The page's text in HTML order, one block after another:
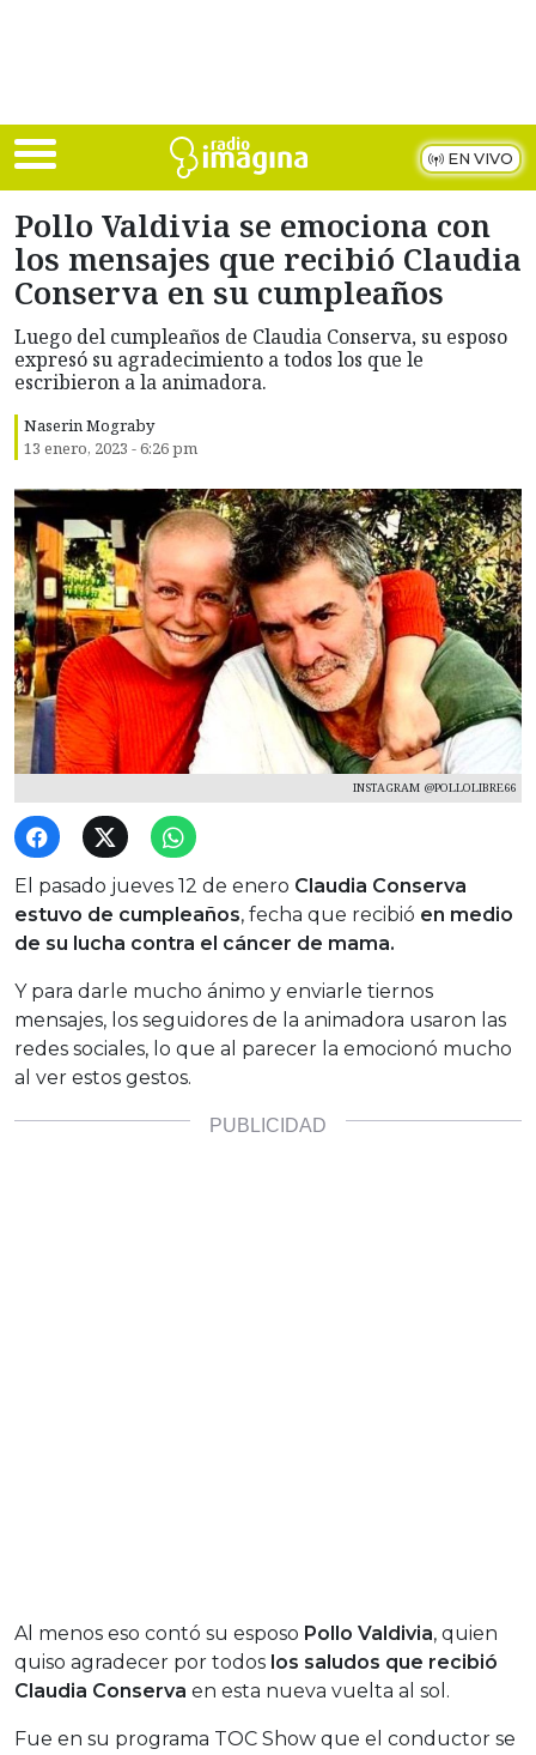
EN VIVO
Pollo Valdivia se emociona con
los mensajes que recibió Claudia
Conserva en su cumpleaños
Luego del cumpleaños de Claudia Conserva, su esposo
expresó su agradecimiento a todos los que le
escribieron a la animadora.
Naserin Mograby
13 enero, 2023 - 6:26 pm
INSTAGRAM @POLLOLIBRE66
El pasado jueves 12 de enero Claudia Conserva
estuvo de cumpleaños, fecha que recibió en medio
de su lucha contra el cáncer de mama.
Y para darle mucho ánimo y enviarle tiernos
mensajes, los seguidores de la animadora usaron las
redes sociales, lo que al parecer la emocionó mucho
al ver estos gestos.
Al menos eso contó su esposo Pollo Valdivia, quien
quiso agradecer por todos los saludos que recibió
Claudia Conserva en esta nueva vuelta al sol.
Fue en su programa TOC Show que el conductor se